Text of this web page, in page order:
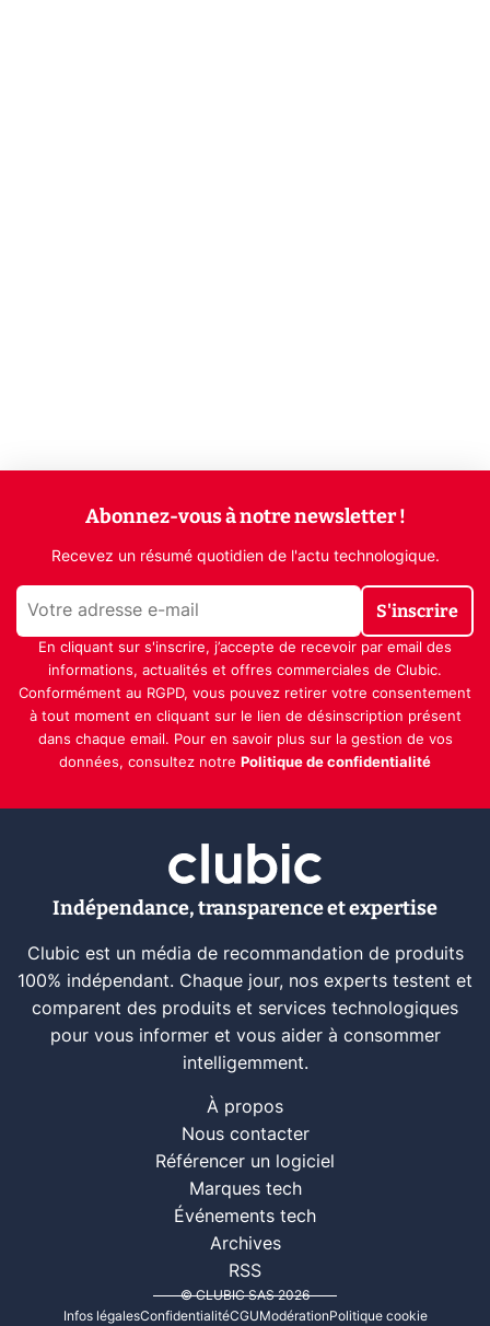
Abonnez-vous à notre newsletter !
Recevez un résumé quotidien de l'actu technologique.
S'inscrire
En cliquant sur s'inscrire, j’accepte de recevoir par email des
informations, actualités et offres commerciales de Clubic.
Conformément au RGPD, vous pouvez retirer votre consentement
à tout moment en cliquant sur le lien de désinscription présent
dans chaque email. Pour en savoir plus sur la gestion de vos
données, consultez notre Politique de confidentialité
Indépendance, transparence et expertise
Clubic est un média de recommandation de produits
100% indépendant. Chaque jour, nos experts testent et
comparent des produits et services technologiques
pour vous informer et vous aider à consommer
intelligemment.
À propos
Nous contacter
Référencer un logiciel
Marques tech
Événements tech
Archives
RSS
© CLUBIC SAS 2026
Infos légalesConfidentialitéCGUModérationPolitique cookie